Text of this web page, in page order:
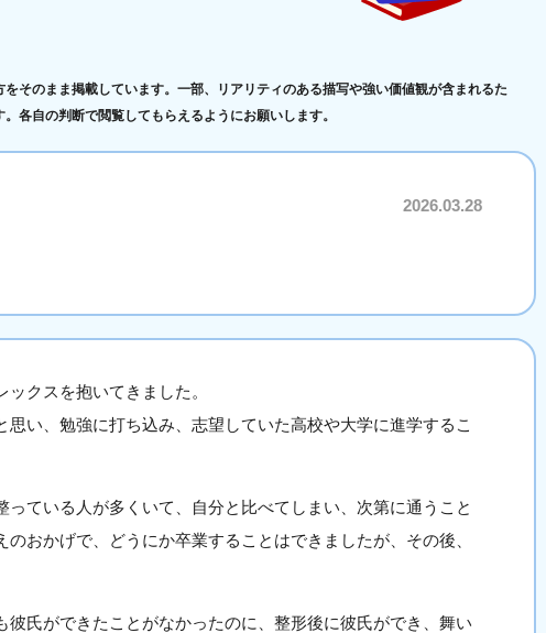
そのまま掲載しています。一部、リアリティのある描写や強い価値観が含まれるた
各自の判断で閲覧してもらえるようにお願いします。
2026.03.28
クスを抱いてきました。
い、勉強に打ち込み、志望していた高校や大学に進学するこ
っている人が多くいて、自分と比べてしまい、次第に通うこと
おかげで、どうにか卒業することはできましたが、その後、
氏ができたことがなかったのに、整形後に彼氏ができ、舞い